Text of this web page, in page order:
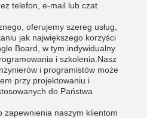
telefon, e-mail lub czat
oferujemy szereg usług,
jak największego korzyści
Board, w tym indywidualny
i szkolenia.Nasz
i programistów może
przy projektowaniu i
do Państwa
zapewnienia naszym klientom